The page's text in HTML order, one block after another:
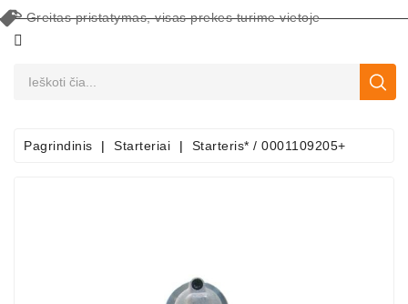
Greitas pristatymas, visas prekes turime vietoje
CATEGORY
Pagrindinis Starteriai Starteris* / 0001109205+